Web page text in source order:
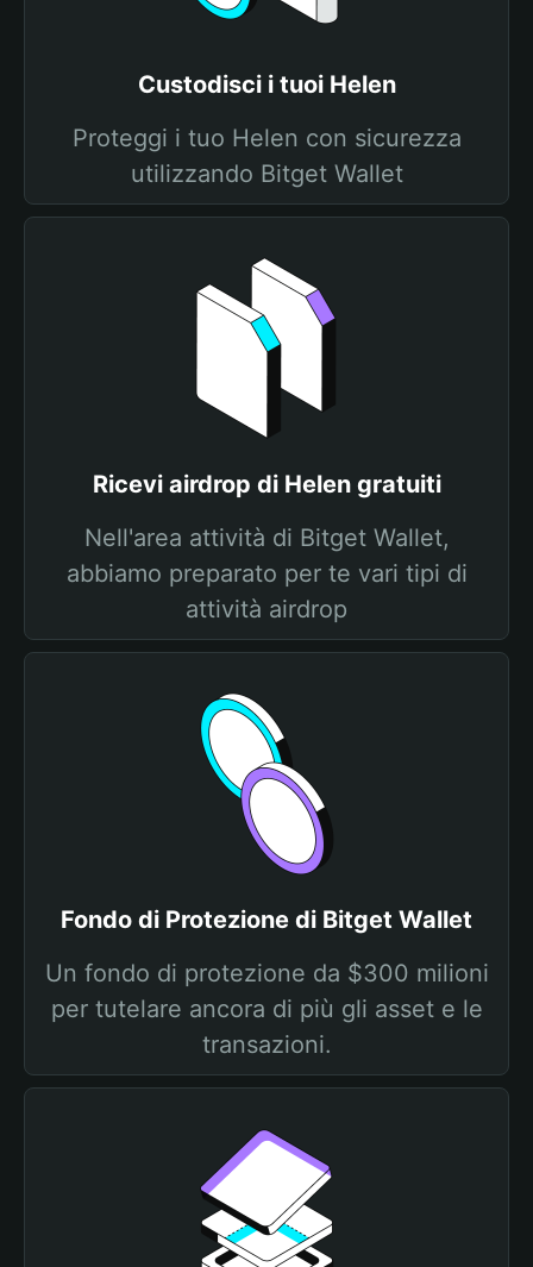
Custodisci i tuoi Helen
Proteggi i tuo Helen con sicurezza
utilizzando Bitget Wallet
Ricevi airdrop di Helen gratuiti
Nell'area attività di Bitget Wallet,
abbiamo preparato per te vari tipi di
attività airdrop
Fondo di Protezione di Bitget Wallet
Un fondo di protezione da $300 milioni
per tutelare ancora di più gli asset e le
transazioni.